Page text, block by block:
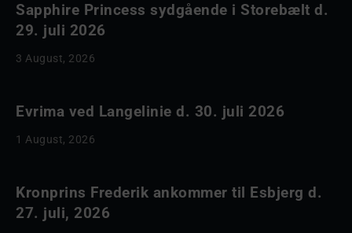
Sapphire Princess sydgående i Storebælt d.
29. juli 2026
3 August, 2026
Evrima ved Langelinie d. 30. juli 2026
1 August, 2026
Kronprins Frederik ankommer til Esbjerg d.
27. juli, 2026